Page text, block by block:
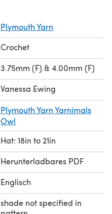
Plymouth Yarn
Crochet
3.75mm (F) & 4.00mm (F)
Vanessa Ewing
Plymouth Yarn Yarnimals
Owl
Hat: 18in to 21in
Herunterladbares PDF
Englisch
shade not specified in